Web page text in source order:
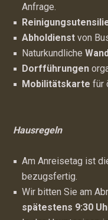
Anfrage.
Abholdienstvon
Naturkundliche
Dorfführungen
Mobilitätskartefür
Hausregeln
Am Anreisetag ist
bezugsfertig.
Wir bitten Sie am
spätestens 9:30